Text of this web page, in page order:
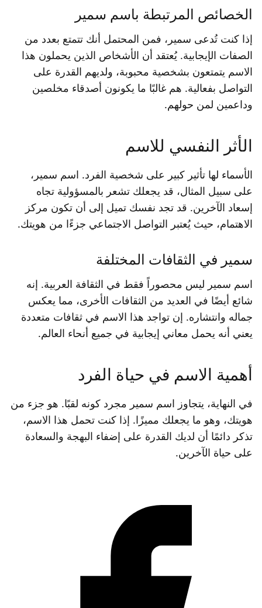
الخصائص المرتبطة باسم سمير
إذا كنت تُدعى سمير، فمن المحتمل أنك تتمتع بعدد من
الصفات الإيجابية. يُعتقد أن الأشخاص الذين يحملون هذا
الاسم يتمتعون بشخصية محبوبة، ولديهم القدرة على
التواصل بفعالية. هم غالبًا ما يكونون أصدقاء مخلصين
وداعمين لمن حولهم.
الأثر النفسي للاسم
الأسماء لها تأثير كبير على شخصية الفرد. اسم سمير،
على سبيل المثال، قد يجعلك تشعر بالمسؤولية تجاه
إسعاد الآخرين. قد تجد نفسك تميل إلى أن تكون مركز
الاهتمام، حيث يُعتبر التواصل الاجتماعي جزءًا من هويتك.
سمير في الثقافات المختلفة
اسم سمير ليس محصوراً فقط في الثقافة العربية. إنه
شائع أيضًا في العديد من الثقافات الأخرى، مما يعكس
جماله وانتشاره. إن تواجد هذا الاسم في ثقافات متعددة
يعني أنه يحمل معاني إيجابية في جميع أنحاء العالم.
أهمية الاسم في حياة الفرد
في النهاية، يتجاوز اسم سمير مجرد كونه لقبًا. هو جزء من
هويتك، وهو ما يجعلك مميزًا. إذا كنت تحمل هذا الاسم،
تذكر دائمًا أن لديك القدرة على إضفاء البهجة والسعادة
على حياة الآخرين.